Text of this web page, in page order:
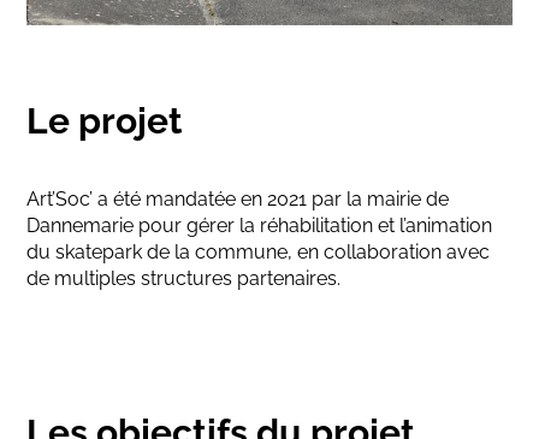
Le projet
Art’Soc’ a été mandatée en 2021 par la mairie de
Dannemarie pour gérer la réhabilitation et l’animation
du skatepark de la commune, en collaboration avec
de multiples structures partenaires.